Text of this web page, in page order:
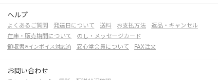
ヘルプ
よくあるご質問 発送日について 送料 お支払方法
返品・キャンセル
在庫・販売期間について
のし・メッセージカード
領収書※インボイス対応済 安心堂会員について FAX注文
お問い合わせ